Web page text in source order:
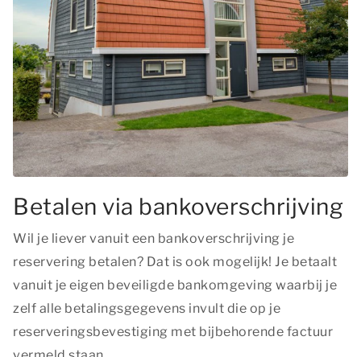
Betalen via bankoverschrijving
Wil je liever vanuit een bankoverschrijving je
reservering betalen? Dat is ook mogelijk! Je betaalt
vanuit je eigen beveiligde bankomgeving waarbij je
zelf alle betalingsgegevens invult die op je
reserveringsbevestiging met bijbehorende factuur